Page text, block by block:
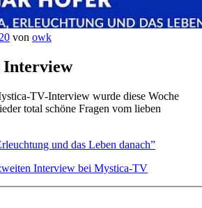
von owk
Interview
TV-Interview wurde diese Woche
total schöne Fragen vom lieben
und das Leben danach”
Interview bei Mystica-TV